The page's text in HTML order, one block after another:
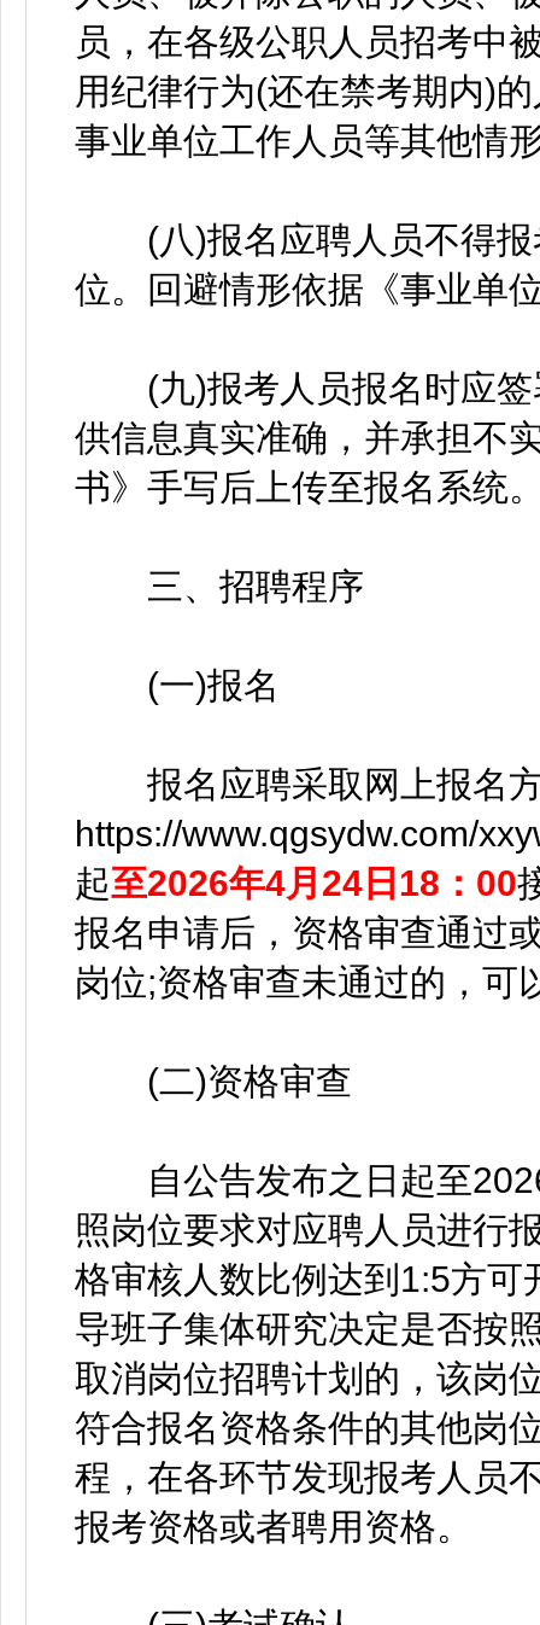
员，在各级公职人员招考中
用纪律行为(还在禁考期内)
事业单位工作人员等其他情
(八)报名应聘人员不得报
位。回避情形依据《事业单
(九)报考人员报名时应签
供信息真实准确，并承担不
书》手写后上传至报名系统
三、招聘程序
(一)报名
报名应聘采取网上报名方
https://www.qgsydw.com/
起至2026年4月24日18：00
报名申请后，资格审查通过
岗位;资格审查未通过的，可
(二)资格审查
自公告发布之日起至
照岗位要求对应聘人员进行
格审核人数比例达到1:5方
导班子集体研究决定是否按
取消岗位招聘计划的，该岗
符合报名资格条件的其他岗
程，在各环节发现报考人员
报考资格或者聘用资格。